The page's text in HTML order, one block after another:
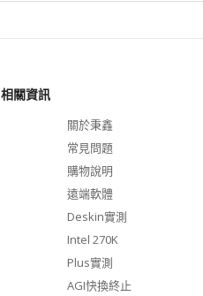
相關資訊
關於秉鑫
常見問題
購物說明
遠端軟體
Deskin實測
Intel 270K
Plus實測
AGI快換終止